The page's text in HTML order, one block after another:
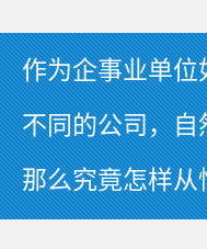
作为企事业单
不同的公司，
那么究竟怎样